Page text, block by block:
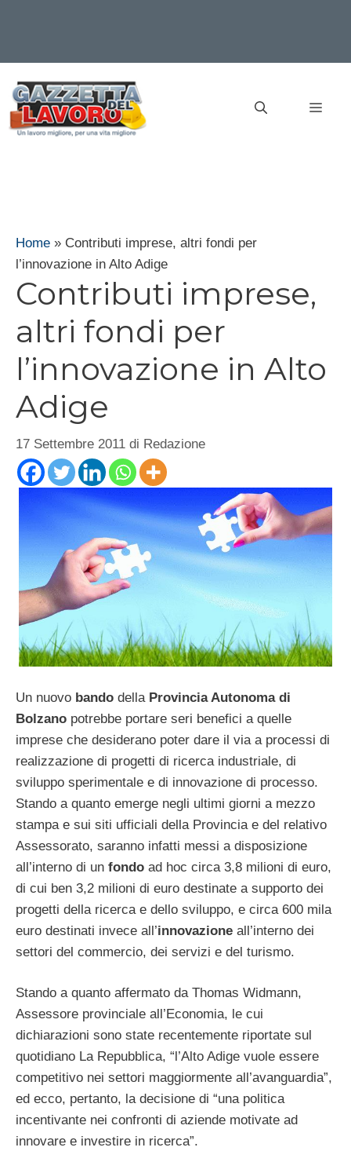
contenuto
Home » Contributi imprese, altri fondi per
l’innovazione in Alto Adige
Contributi imprese,
altri fondi per
l’innovazione in Alto
Adige
17 Settembre 2011 di Redazione
Un nuovo bando della Provincia Autonoma di
Bolzano potrebbe portare seri benefici a quelle
imprese che desiderano poter dare il via a processi di
realizzazione di progetti di ricerca industriale, di
sviluppo sperimentale e di innovazione di processo.
Stando a quanto emerge negli ultimi giorni a mezzo
stampa e sui siti ufficiali della Provincia e del relativo
Assessorato, saranno infatti messi a disposizione
all’interno di un fondo ad hoc circa 3,8 milioni di euro,
di cui ben 3,2 milioni di euro destinate a supporto dei
progetti della ricerca e dello sviluppo, e circa 600 mila
euro destinati invece all’innovazione all’interno dei
settori del commercio, dei servizi e del turismo.
Stando a quanto affermato da Thomas Widmann,
Assessore provinciale all’Economia, le cui
dichiarazioni sono state recentemente riportate sul
quotidiano La Repubblica, “l’Alto Adige vuole essere
competitivo nei settori maggiormente all’avanguardia”,
ed ecco, pertanto, la decisione di “una politica
incentivante nei confronti di aziende motivate ad
innovare e investire in ricerca”.